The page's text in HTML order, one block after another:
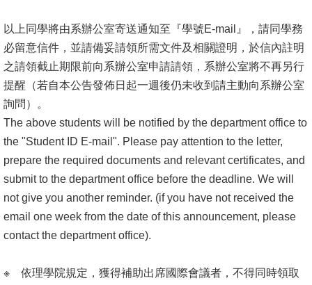
以上同學將由系辦公室寄送通知至『學號E-mail』，請同學務
必留意信件，並請備妥請領所需文件及相關證明，於信內註明
之請領截止期限前向系辦公室申請請領，系辦公室將不再另行
提醒（若自本公告發佈日起一週後仍未收到請主動向系辦公室
詢問）。
The above students will be notified by the department office to
the "Student ID E-mail". Please pay attention to the letter,
prepare the required documents and relevant certificates, and
submit to the department office before the deadline. We will
not give you another reminder. (if you have not received the
email one week from the date of this announcement, please
contact the department office).
※ 依理學院規定，獲得補助出席國際會議者，不得同時領取